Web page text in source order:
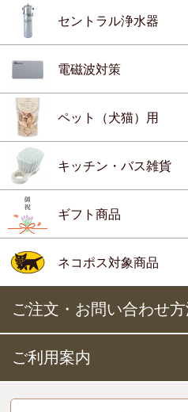
セントラル浄水器
電磁波対策
ペット（犬猫）用
キッチン・バス雑貨
ギフト商品
ネコポス対象商品
ご注文・お問い合わせ
ご利用案内